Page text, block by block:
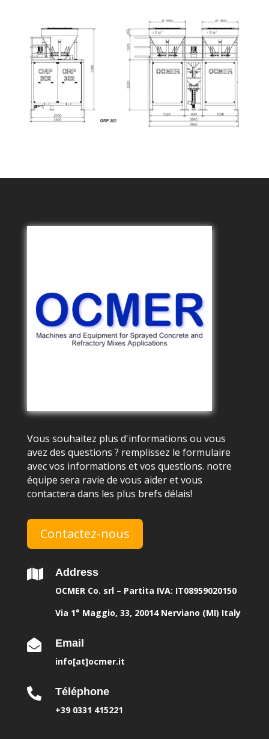
Vous souhaitez plus d'informations ou vous
avez des questions ? remplissez le formulaire
avec vos informations et vos questions. notre
équipe sera ravie de vous aider et vous
contactera dans les plus brefs délais!
Contactez-nous
 Address
OCMER Co. srl – Partita IVA: IT08959020150
Via 1° Maggio, 33, 20014 Nerviano (MI) Italy
 Email
info[at]ocmer.it
 Téléphone
+39 0331 415221